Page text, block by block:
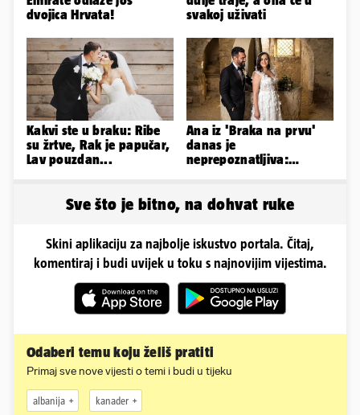
dvojica Hrvata!
svakoj uživati
Kakvi ste u braku: Ribe
su žrtve, Rak je papučar,
Lav pouzdan...
Ana iz 'Braka na prvu'
danas je
neprepoznatljiva:
Sve što je bitno, na dohvat ruke
Skini aplikaciju za najbolje iskustvo portala. Čitaj,
komentiraj i budi uvijek u toku s najnovijim vijestima.
Odaberi temu koju želiš pratiti
Primaj sve nove vijesti o temi i budi u tijeku
albanija kanader